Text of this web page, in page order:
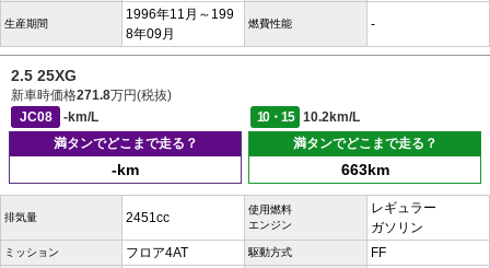
生産期間
1996年11月～199
8年09月
燃費性能 -
2.5 25XG
新車時価格271.8万円(税抜)
JC08
-km/L 10・15
10.2km/L
満タンでどこまで走る？
-km
満タンでどこまで走る？
663km
排気量 2451cc
使用燃料
エンジン
レギュラー
ガソリン
ミッション フロア4AT 駆動方式 FF